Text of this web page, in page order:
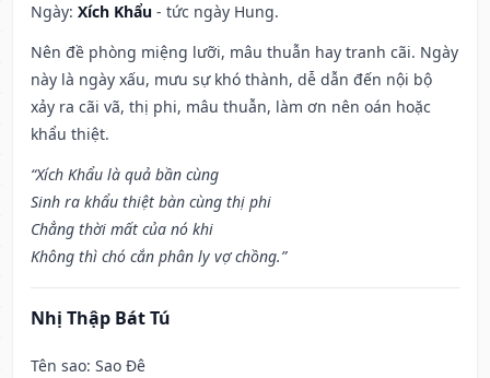
Ngày: Xích Khẩu - tức ngày Hung.
Nên đề phòng miệng lưỡi, mâu thuẫn hay tranh cãi. Ngày
này là ngày xấu, mưu sự khó thành, dễ dẫn đến nội bộ
xảy ra cãi vã, thị phi, mâu thuẫn, làm ơn nên oán hoặc
khẩu thiệt.
“Xích Khẩu là quả bần cùng
Sinh ra khẩu thiệt bàn cùng thị phi
Chẳng thời mất của nó khi
Không thì chó cắn phân ly vợ chồng.”
Nhị Thập Bát Tú
Tên sao: Sao Đê